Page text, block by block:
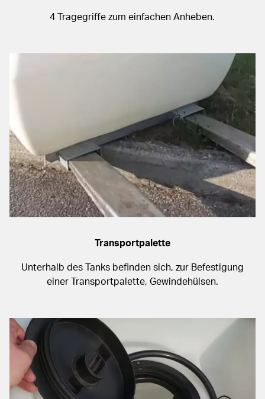
4 Tragegriffe zum einfachen Anheben.
Transportpalette
Unterhalb des Tanks befinden sich, zur Befestigung
einer Transportpalette, Gewindehülsen.